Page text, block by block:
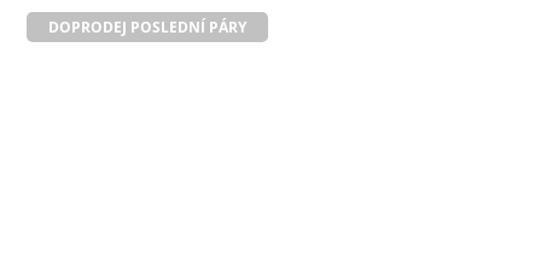
DOPRODEJ POSLEDNÍ PÁRY